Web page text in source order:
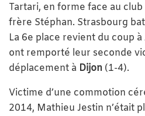
Tartari, en forme face au
frère Stéphan. Strasbourg
La 6e place revient du coup à
ont remporté leur seconde
déplacement à Dijon (1-4).
Victime d’une commotion
2014, Mathieu Jestin n’était